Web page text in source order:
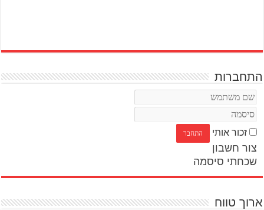
התחברות
זכור אותי
צור חשבון
שכחתי סיסמה
ארוך טווח